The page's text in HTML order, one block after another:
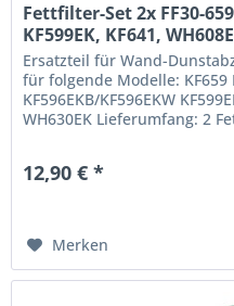
Fettfilter-Set 2x FF30-
KF599EK, KF641,
Ersatzteil für Wand-
für folgende Modelle: KF659
KF596EKB/KF596EKW
WH630EK Lieferumfang: 2
12,90 € *
Merken